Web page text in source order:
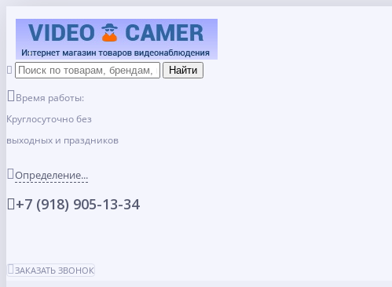
Время работы:
Круглосуточно без
выходных и праздников
Определение...
+7 (918) 905-13-34
ЗАКАЗАТЬ ЗВОНОК